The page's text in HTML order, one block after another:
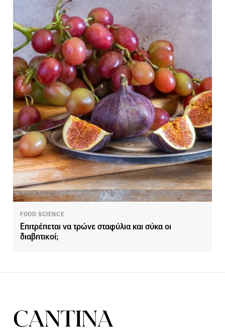
FOOD SCIENCE
Επιτρέπεται να τρώνε σταφύλια και σύκα οι
διαβητικοί;